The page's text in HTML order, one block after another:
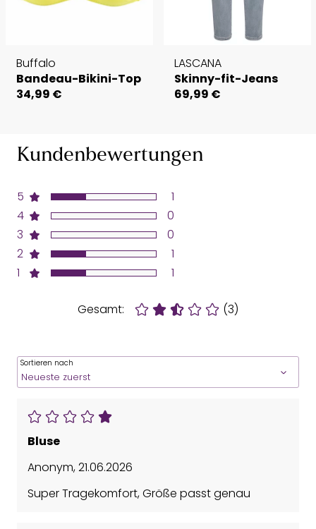
Buffalo
Bandeau-Bikini-Top
34,99 €
LASCANA
Skinny-fit-Jeans
69,99 €
Kundenbewertungen
5
4
3
2
1
1
0
0
1
1
Gesamt: (3)
Sortieren nach
Bluse
Anonym,21.06.2026
Super Tragekomfort, Größe passt genau